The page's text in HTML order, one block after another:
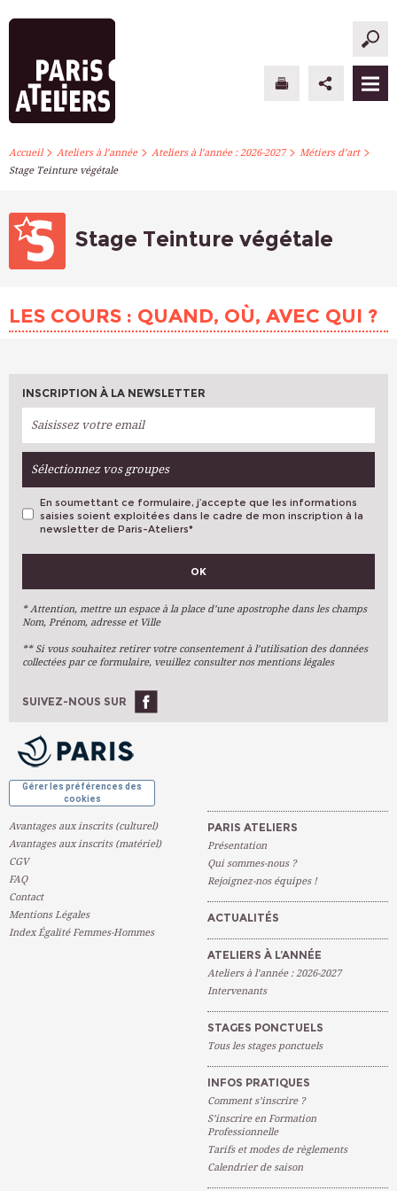
PARIS ATELIERS
ATELIERS À L’ANNÉE
INFOS PRATIQUES
Accueil> Ateliers à l’année> Ateliers à l’année : 2026-2027> Métiers d’art>
Stage Teinture végétale
Stage Teinture végétale
LES COURS : QUAND, OÙ, AVEC QUI ?
INSCRIPTION À LA NEWSLETTER
Sélectionnez vos groupes
VOS PRÉFÉRENCES
Arts Plastiques
Arts Du Texte
Arts Numériques
Ateliers À L'année
En soumettant ce formulaire, j’accepte que les informations
saisies soient exploitées dans le cadre de mon inscription à la
newsletter de Paris-Ateliers*
OK
* Attention, mettre un espace à la place d’une apostrophe dans les champs
Nom, Prénom, adresse et Ville
** Si vous souhaitez retirer votre consentement à l’utilisation des données
collectées par ce formulaire, veuillez consulter nos mentions légales
SUIVEZ-NOUS SUR
Gérer les préférences des
cookies
Avantages aux inscrits (culturel)
Avantages aux inscrits (matériel)
CGV
FAQ
Contact
Mentions Légales
Index Égalité Femmes-Hommes
PARIS ATELIERS
Présentation
Qui sommes-nous ?
Rejoignez-nos équipes !
ACTUALITÉS
ATELIERS À L’ANNÉE
Ateliers à l’année : 2026-2027
Intervenants
STAGES PONCTUELS
Tous les stages ponctuels
INFOS PRATIQUES
Comment s’inscrire ?
S’inscrire en Formation
Professionnelle
Tarifs et modes de règlements
Calendrier de saison